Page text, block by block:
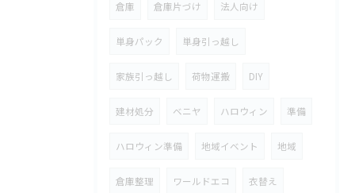
倉庫 倉庫片づけ 法人向け
単身パック 単身引っ越し
家族引っ越し 荷物運搬 DIY
建材処分 ベニヤ ハロウィン 準備
ハロウィン準備 地域イベント 地域
倉庫整理 ワールドエコ 衣替え